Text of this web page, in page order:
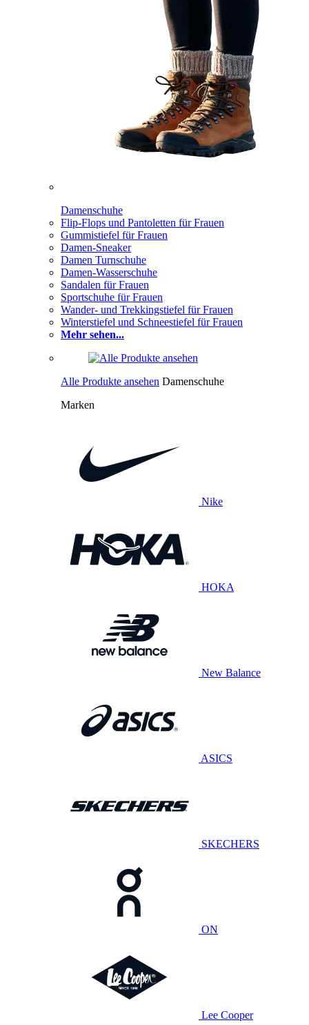
Damenschuhe
Flip-Flops und Pantoletten für Frauen
Gummistiefel für Frauen
Damen-Sneaker
Damen Turnschuhe
Damen-Wasserschuhe
Sandalen für Frauen
Sportschuhe für Frauen
Wander- und Trekkingstiefel für Frauen
Winterstiefel und Schneestiefel für Frauen
Mehr sehen...
Alle Produkte ansehen Damenschuhe
Marken
Nike
HOKA
New Balance
ASICS
SKECHERS
ON
Lee Cooper